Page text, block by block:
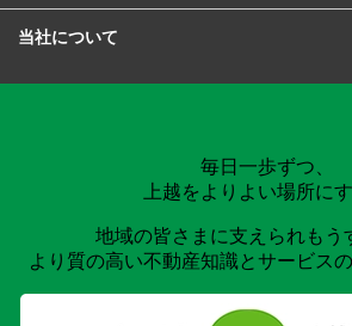
当社について
毎日一歩ずつ、
上越をよりよい場所にす
地域の皆さまに支えられもう
より質の高い不動産知識とサービス